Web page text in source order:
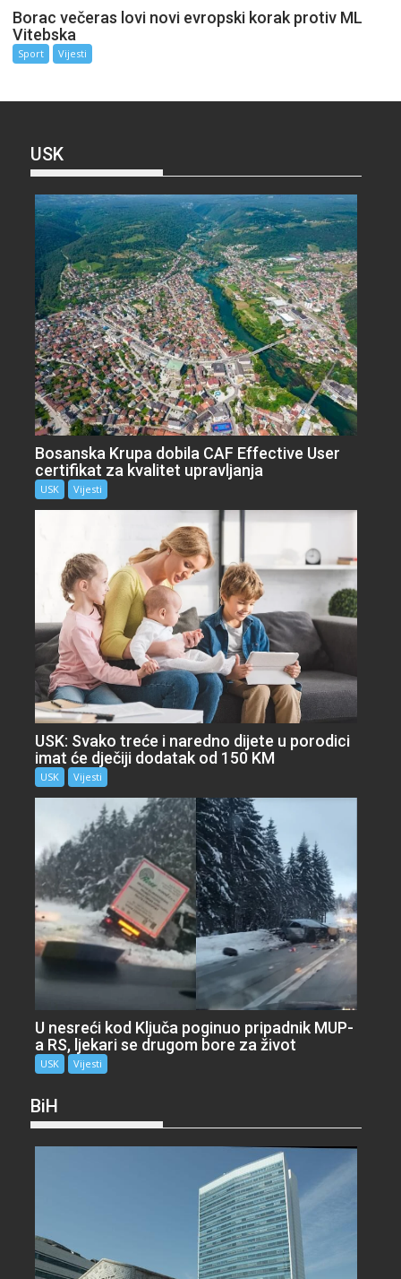
Borac večeras lovi novi evropski korak protiv ML
Vitebska
Sport Vijesti
USK
Bosanska Krupa dobila CAF Effective User
certifikat za kvalitet upravljanja
USK Vijesti
USK: Svako treće i naredno dijete u porodici
imat će dječiji dodatak od 150 KM
USK Vijesti
U nesreći kod Ključa poginuo pripadnik MUP-
a RS, ljekari se drugom bore za život
USK Vijesti
BiH